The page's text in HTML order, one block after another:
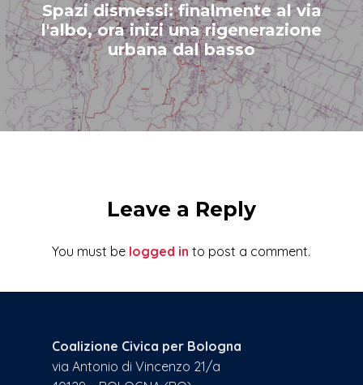
Spazi dismessi: finalmente al via
l'albo, ora inizi una rigenerazione
urbana dal basso
Leave a Reply
You must be logged in to post a comment.
Coalizione Civica per Bologna
via Antonio di Vincenzo 21/a